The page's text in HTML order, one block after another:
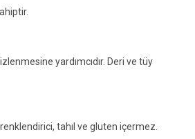
yardımcıdır. Deri ve tüy
tahıl ve gluten içermez.